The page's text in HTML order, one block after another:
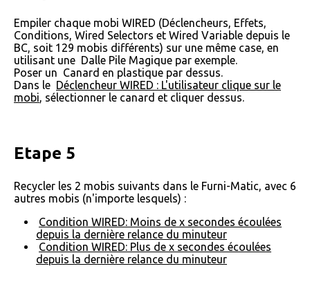
Empiler chaque mobi WIRED (Déclencheurs, Effets,
Conditions, Wired Selectors et Wired Variable depuis le
BC, soit 129 mobis différents) sur une même case, en
utilisant une Dalle Pile Magique par exemple.
Poser un Canard en plastique par dessus.
Dans le Déclencheur WIRED : L'utilisateur clique sur le
mobi, sélectionner le canard et cliquer dessus.
Etape 5
Recycler les 2 mobis suivants dans le Furni-Matic, avec 6
autres mobis (n'importe lesquels) :
Condition WIRED: Moins de x secondes écoulées
depuis la dernière relance du minuteur
Condition WIRED: Plus de x secondes écoulées
depuis la dernière relance du minuteur